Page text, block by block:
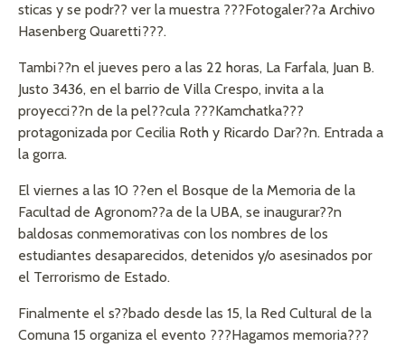
sticas y se podr?? ver la muestra ???Fotogaler??a Archivo
Hasenberg Quaretti???.
Tambi??n el jueves pero a las 22 horas, La Farfala, Juan B.
Justo 3436, en el barrio de Villa Crespo, invita a la
proyecci??n de la pel??cula ???Kamchatka???
protagonizada por Cecilia Roth y Ricardo Dar??n. Entrada a
la gorra.
El viernes a las 10 ??en el Bosque de la Memoria de la
Facultad de Agronom??a de la UBA, se inaugurar??n
baldosas conmemorativas con los nombres de los
estudiantes desaparecidos, detenidos y/o asesinados por
el Terrorismo de Estado.
Finalmente el s??bado desde las 15, la Red Cultural de la
Comuna 15 organiza el evento ???Hagamos memoria???